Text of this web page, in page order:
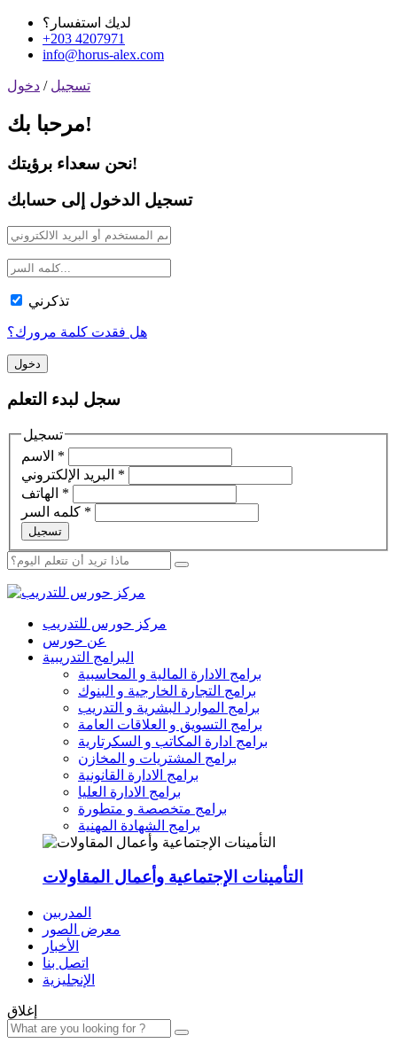
لديك استفسار؟
+203 4207971
info@horus-alex.com
تسجيل / دخول
مرحبا بك!
نحن سعداء برؤيتك!
تسجيل الدخول إلى حسابك
تذكرني
هل فقدت كلمة مرورك؟
سجل لبدء التعلم
تسجيل
*
*
*
*
تسجيل
مركز حورس للتدريب
عن حورس
البرامج التدريبية
برامج الادارة المالية و المحاسبية
برامج التجارة الخارجية و البنوك
برامج الموارد البشرية و التدريب
برامج التسويق و العلاقات العامة
برامج ادارة المكاتب و السكرتارية
برامج المشتريات و المخازن
برامج الادارة القانونية
برامج الادارة العليا
برامج متخصصة و متطورة
برامج الشهادة المهنية
التأمينات الإجتماعية وأعمال المقاولات
المدربين
معرض الصور
الأخبار
اتصل بنا
الإنجليزية
إغلاق